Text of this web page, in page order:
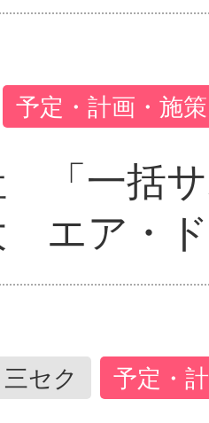
予定・計画・施策
「一括
エア・
セク 予定・